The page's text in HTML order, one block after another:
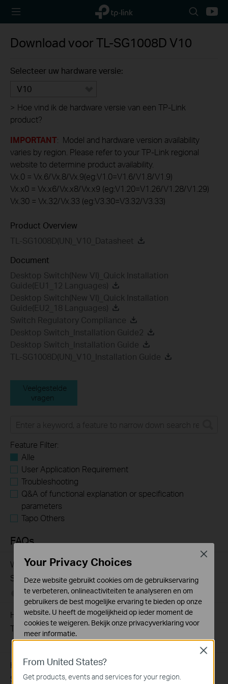
TP-Link,
Reliably
Search
icon
Download voorTL-SG1008D V10
Selecteer uw hardware versie:
V10
> Hoe vind ik de hardware versie van een TP-Link
product?
IMPORTANT: Model and hardware version availability
varies by region. Please refer to your TP-Link regional
website to determine product availability.
Vx.0 = Vx.6/Vx.8/Vx.9(eg:V1.0=V1.6/V1.8/V1.9)
Vx.x0 = Vx.x6/Vx.x8/Vx.x9 (eg:V1.20=V1.26/V1.28/V1.29)
Vx.30 = Vx.32/Vx.33 (eg:V3.30=V3.32/V3.33)
Product Overview
TL-SG1008D(UN)_V10_Datasheet
Document
Desktop Switch(New VI)_Quick Installation
Guide(EU1_12 Languages)
Desktop Switch(New VI)_Quick Installation
Guide(EU2_18 Languages)
Switch Regulatory Compliance
Desktop Switch_Installation Guide2
Desktop Switch_Installation Guide
TL-SG1008D(UN)_V10_Installation Guide
Veelgestelde
vragen
Feature Filter:
Alle
User Application Requirement
Troubleshooting
Q&A of functional explanation or specification
parameters
Tapo Others
FAQs
What Are the Differences in Features and Application
Scenarios Among Various Series Switches
07-31-2026 407202views
How to Test the Jumbo Frame Pass-Through Feature on
TP-Link Switches
How to Troubleshoot Unstable Internet Issue on Omada
Switch
From United States?
Get products, events and services for your region.
Close
Your Privacy Choices
Deze website gebruikt cookies om de gebruikservaring
te verbeteren, onlineactiviteiten te analyseren en om
gebruikers de best mogelijke ervaring te bieden op onze
website. U heeft de mogelijkheid op ieder moment de
cookies te weigeren. Bekijk onze privacyverklaringvoor
meer informatie.
Deze cookies zijn noodzakelijk voor de werking van de
website en kunnen niet worden uitgeschakeld.
Close